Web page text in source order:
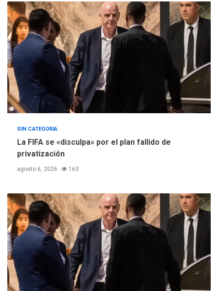
5
Concejo Municipal de
Mariño respalda a Cámara
de Comercio para reforma
de Ley de Puerto Libre
SIN CATEGORIA
La FIFA se «disculpa» por el plan fallido de
privatización
agosto 6, 2026 163